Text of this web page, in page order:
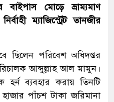
বাইপাস মোড়ে ভ্রাম্যমাণ
ম্যাজিস্ট্রেট তানজীর
ছিলেন পরিবেশ অধিদপ্তর
আব্দুল্লাহ আল মামুন।
হর্ন ব্যবহার করায় তিনটি
পাঁচশ টাকা জরিমানা